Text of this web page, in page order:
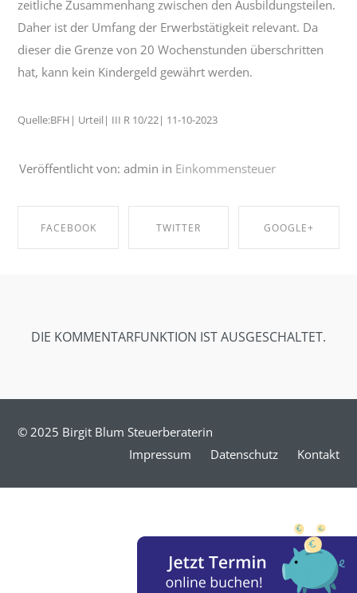
zeitliche Zusammenhang zwischen den Ausbildungsteilen.
Daher ist der Umfang der Erwerbstätigkeit relevant. Da
dieser die Grenze von 20 Wochenstunden überschritten
hat, kann kein Kindergeld gewährt werden.
Quelle:BFH| Urteil| III R 10/22| 11-10-2023
Veröffentlicht von: admin in Einkommensteuer
FACEBOOK TWITTER GOOGLE+
DIE KOMMENTARFUNKTION IST AUSGESCHALTET.
© 2025 Birgit Blum Steuerberaterin
Impressum
Datenschutz Kontakt